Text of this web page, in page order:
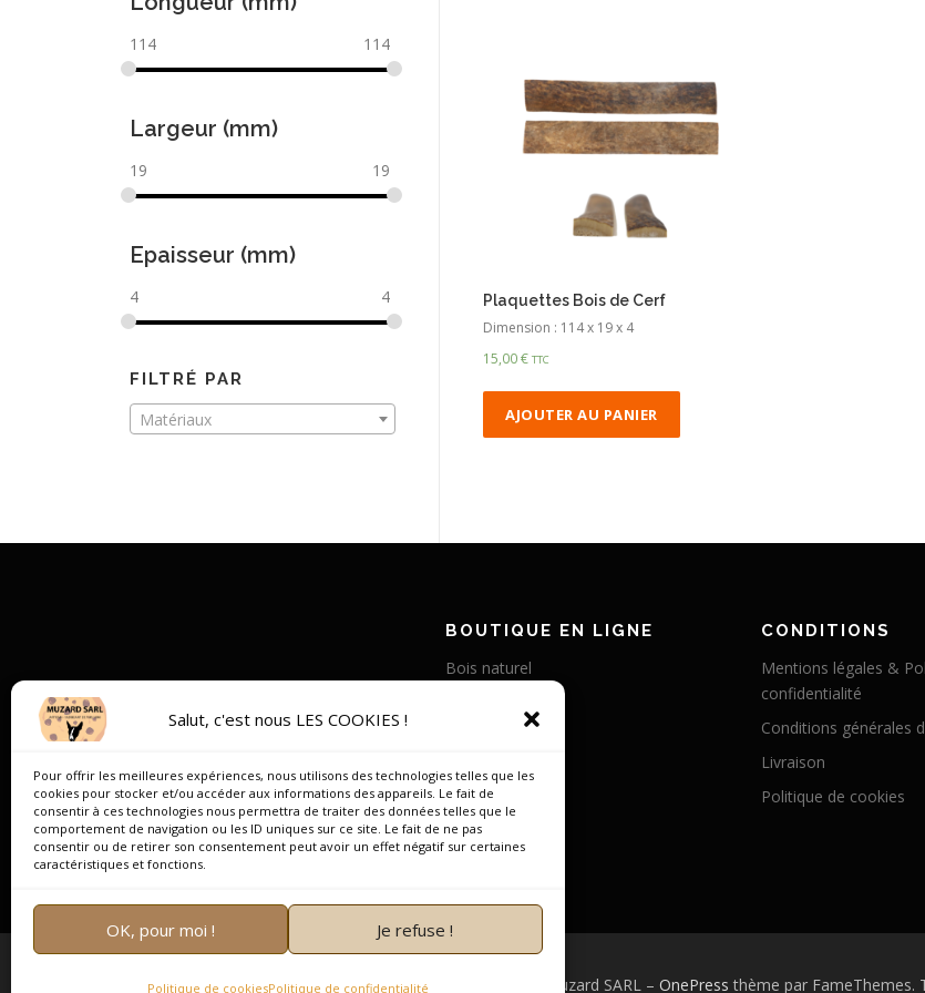
Salut, c'est nous LES COOKIES !
Pour offrir les meilleures expériences, nous utilisons des technologies telles que les
cookies pour stocker et/ou accéder aux informations des appareils. Le fait de
consentir à ces technologies nous permettra de traiter des données telles que le
comportement de navigation ou les ID uniques sur ce site. Le fait de ne pas
consentir ou de retirer son consentement peut avoir un effet négatif sur certaines
caractéristiques et fonctions.
OK, pour moi ! Je refuse !
Politique de cookiesPolitique de confidentialité
114 114
Largeur (mm)
19 19
Epaisseur (mm)
4 4
FILTRÉ PAR
Matériaux
Plaquettes Bois de Cerf
Dimension : 114 x 19 x 4
15,00€ TTC
AJOUTER AU PANIER
BOUTIQUE EN LIGNE
Bois naturel
Os de chameau
Bois de cerf
Corne broyée
CONDITIONS
Mentions légales &
confidentialité
Conditions générales
Livraison
Politique de cookies
Copyright © 2026 Muzard SARL – OnePress thème par FameThemes.